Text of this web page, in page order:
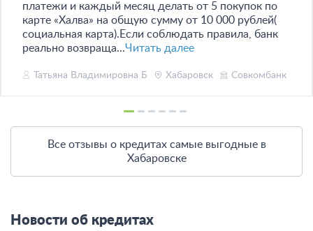
платежи и каждый месяц делать от 5 покупок по
карте «Халва» на общую сумму от 10 000 рублей(
социальная карта).Если соблюдать правила, банк
реально возвраща...Читать далее
Татьяна Владимировна Б Хабаровск Совкомбанк
Все отзывы о кредитах самые выгодные в
Хабаровске
Новости об кредитах